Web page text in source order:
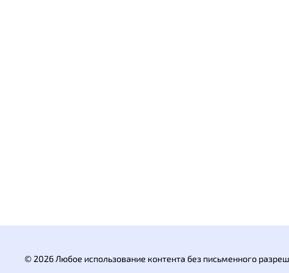
© 2026 Любое использование контента без письменного